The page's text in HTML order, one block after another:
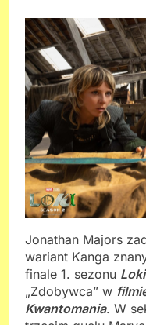
Jonathan Majors
wariant Kanga
finale 1. sezonu
„Zdobywca” w
Kwantomania. W